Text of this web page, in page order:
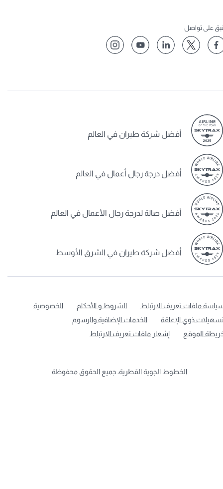
على تواصل
أفضل شركة طيران في العالم
أفضل درجة رجال أعمال في العالم
أفضل صالة لدرجة رجال الأعمال في العالم
أفضل شركة طيران في الشرق الأوسط
ملفات تعريف الارتباط الشروط و الأحكام
الخصوصية
ذوي الإعاقة
الخدمات الإضافية والرسوم
الموقع
إشعار ملفات تعريف الارتباط
الخطوط الجوية القطرية، جميع الحقوق محفوظة